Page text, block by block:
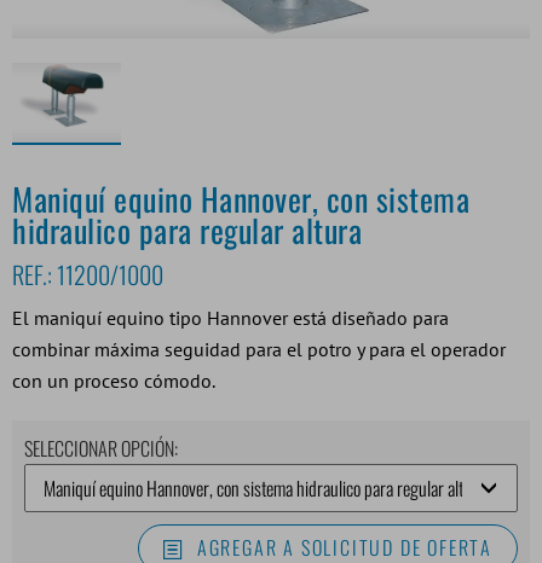
Maniquí equino Hannover, con sistema
hidraulico para regular altura
REF.: 11200/1000
El maniquí equino tipo Hannover está diseñado para
combinar máxima seguidad para el potro y para el operador
con un proceso cómodo.
SELECCIONAR OPCIÓN:
AGREGAR A SOLICITUD DE OFERTA